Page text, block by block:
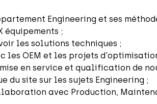
Engineering et ses
équipements ;
les solutions techniques ;
les OEM et les projets
en service et qualification de
du site sur les sujets Engineering ;
avec Production,